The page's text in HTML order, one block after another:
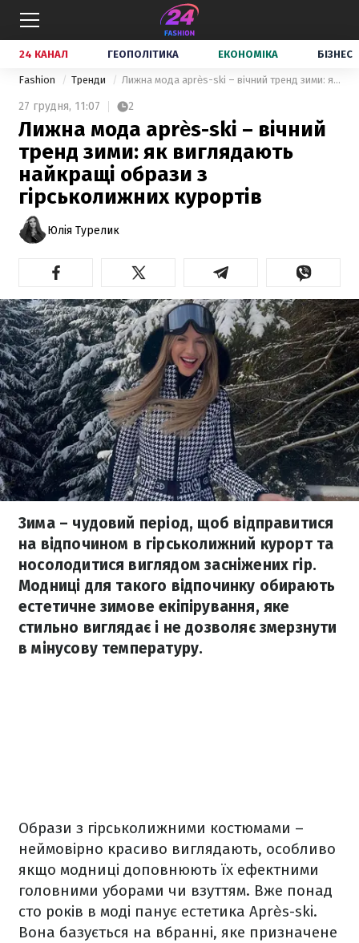
24 КАНАЛ ГЕОПОЛІТИКА ЕКОНОМІКА БІЗНЕС
Fashion Тренди Лижна мода après-ski – вічний тренд зими: як виглядають найкращі образи з гірськолижних курортів
27 грудня, 11:07 2
Лижна мода après-ski – вічний
тренд зими: як виглядають
найкращі образи з
гірськолижних курортів
Юлія Турелик
Зима – чудовий період, щоб відправитися
на відпочином в гірськолижний курорт та
носолодитися виглядом засніжених гір.
Модниці для такого відпочинку обирають
естетичне зимове екіпірування, яке
стильно виглядає і не дозволяє змерзнути
в мінусову температуру.
Образи з гірськолижними костюмами –
неймовірно красиво виглядають, особливо
якщо модниці доповнюють їх ефектними
головними уборами чи взуттям. Вже понад
сто років в моді панує естетика Après-ski.
Вона базується на вбранні, яке призначене